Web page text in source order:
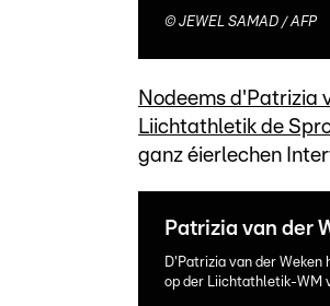
© JEWEL SAMAD / AFP
Nodeems d'Patrizia
Liichtathletik de
ganz éierlechen
Patrizia van der
D'Patrizia van der Weken
op der Liichtathletik-WM